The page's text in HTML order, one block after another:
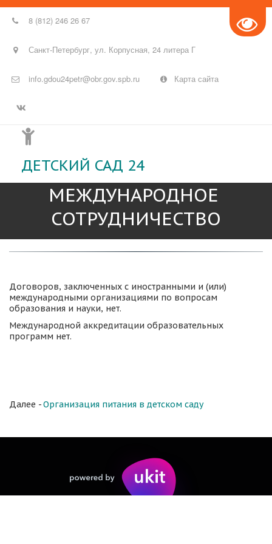
8 (812) 246 26 67
Санкт-Петербург, ул. Корпусная, 24 литера Г
info.gdou24petr@obr.gov.spb.ru Карта сайта
ДЕТСКИЙ САД 24
МЕЖДУНАРОДНОЕ
СОТРУДНИЧЕСТВО
Договоров, заключенных с иностранными и (или)
международными организациями по вопросам
образования и науки, нет.
Международной аккредитации образовательных
программ нет.
Далее - Организация питания в детском саду